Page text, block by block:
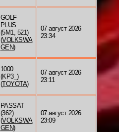
GOLF
PLUS
(5M1, 521)
(VOLKSWA
GEN)
07 август 2026
23:34
1000
(KP3_)
(TOYOTA)
07 август 2026
23:11
PASSAT
(362)
(VOLKSWA
GEN)
07 август 2026
23:09